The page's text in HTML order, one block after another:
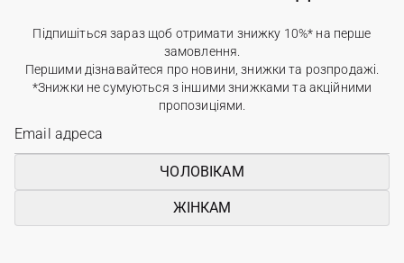
Підпишіться зараз щоб отримати знижку 10%* на перше
замовлення.
Першими дізнавайтеся про новини, знижки та розпродажі.
*Знижки не сумуються з іншими знижками та акційними
пропозиціями.
ЧОЛОВІКАМ
ЖІНКАМ